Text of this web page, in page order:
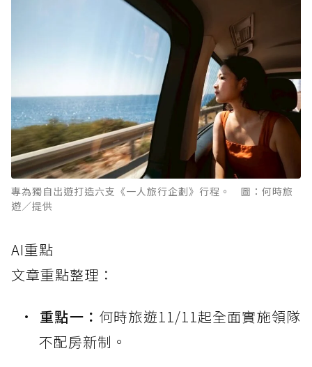
專為獨自出遊打造六支《一人旅行企劃》行程。 圖：何時旅
遊／提供
AI重點
文章重點整理：
重點一： 何時旅遊11/11起全面實施領隊
不配房新制。